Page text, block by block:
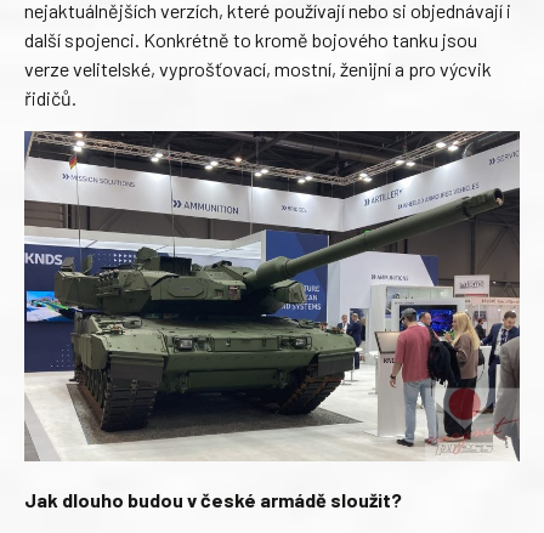
nejaktuálnějších verzích, které používají nebo si objednávají i
další spojenci. Konkrétně to kromě bojového tanku jsou
verze velitelské, vyprošťovací, mostní, ženijní a pro výcvik
řidičů.
Jak dlouho budou v české armádě sloužit?